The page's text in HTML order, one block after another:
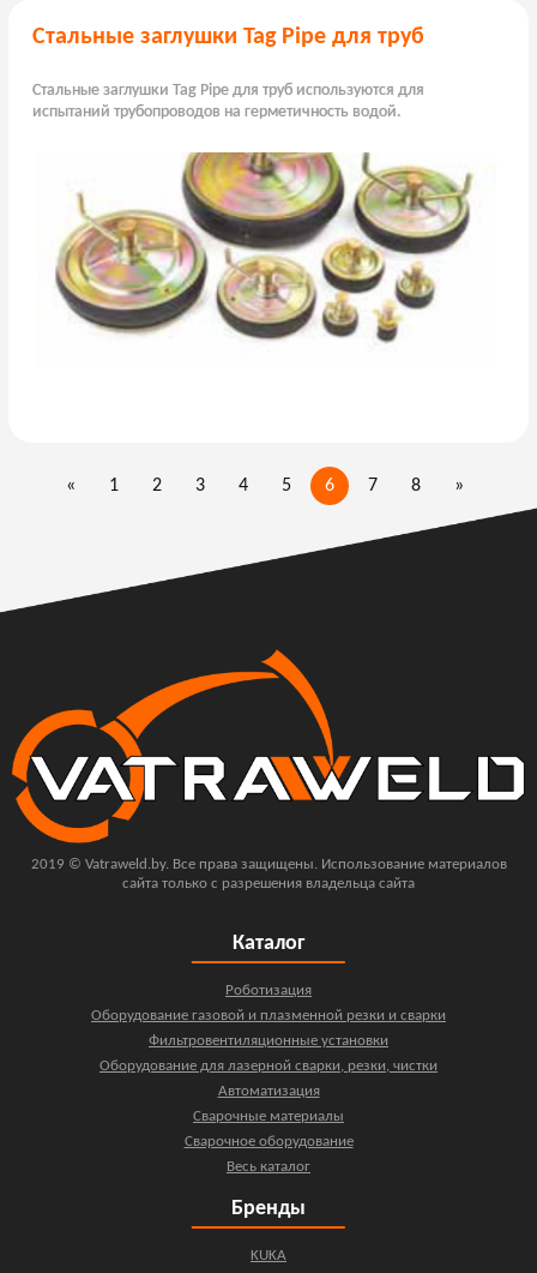
Стальные заглушки Tag Pipe для труб
Стальные заглушки Tag Pipe для труб используются для
испытаний трубопроводов на герметичность водой.
« 1 2 3 4 5 6 7 8 »
2019 © Vatraweld.by. Все права защищены. Использование материалов
сайта только с разрешения владельца сайта
Каталог
Роботизация
Оборудование газовой и плазменной резки и сварки
Фильтровентиляционные установки
Оборудование для лазерной сварки, резки, чистки
Автоматизация
Сварочные материалы
Сварочное оборудование
Весь каталог
Бренды
KUKA